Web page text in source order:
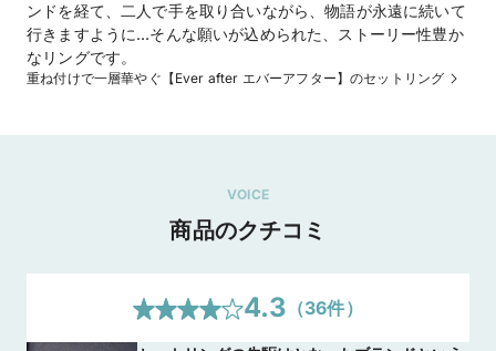
ンドを経て、二人で手を取り合いながら、物語が永遠に続いて
行きますように…そんな願いが込められた、ストーリー性豊か
なリングです。
重ね付けで一層華やぐ【Ever after エバーアフター】のセットリング
VOICE
商品のクチコミ
4.3 （36件）